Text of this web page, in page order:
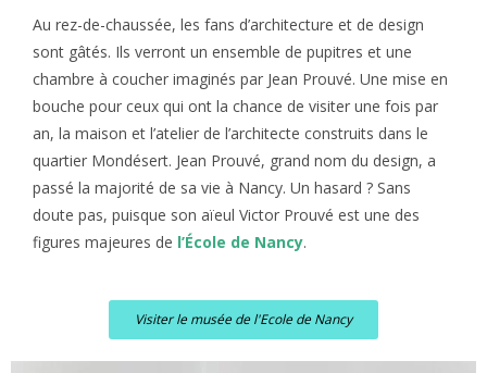
Au rez-de-chaussée, les fans d’architecture et de design
sont gâtés. Ils verront un ensemble de pupitres et une
chambre à coucher imaginés par Jean Prouvé. Une mise en
bouche pour ceux qui ont la chance de visiter une fois par
an, la maison et l’atelier de l’architecte construits dans le
quartier Mondésert. Jean Prouvé, grand nom du design, a
passé la majorité de sa vie à Nancy. Un hasard ? Sans
doute pas, puisque son aïeul Victor Prouvé est une des
figures majeures de l’École de Nancy.
Visiter le musée de l'Ecole de Nancy